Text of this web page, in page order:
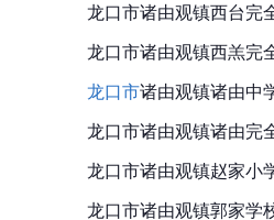
龙口市诸由观镇西台完
龙口市诸由观镇西羔完
龙口市诸由观镇诸由中
龙口市诸由观镇诸由完
龙口市诸由观镇赵家小
龙口市诸由观镇郭家学